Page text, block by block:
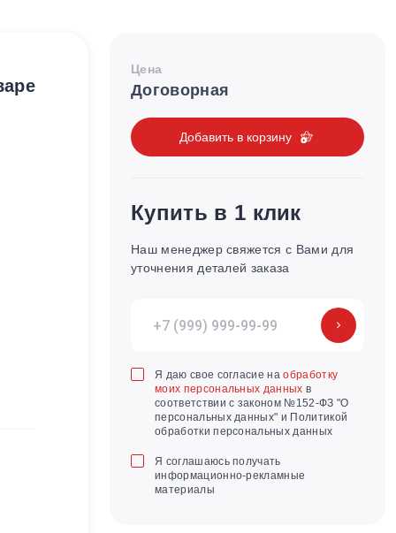
Цена
Договорная
Добавить в корзину
Купить в 1 клик
Наш менеджер свяжется с Вами для
уточнения деталей заказа
Я даю свое согласие наобработку
моих персональных данных в
соответствии с законом №152-ФЗ "О
персональных данных" и Политикой
обработки персональных данных
Я соглашаюсь получать
информационно-рекламные
материалы